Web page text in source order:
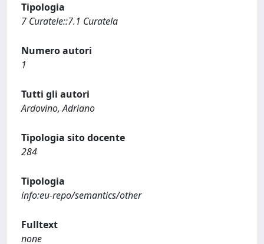
Tipologia
7 Curatele::7.1 Curatela
Numero autori
1
Tutti gli autori
Ardovino, Adriano
Tipologia sito docente
284
Tipologia
info:eu-repo/semantics/other
Fulltext
none